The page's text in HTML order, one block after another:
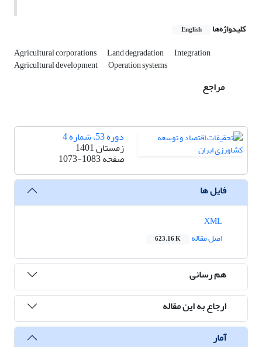
کلیدواژه‌ها English
Agricultural corporations Land degradation Integration
Agricultural development Operation systems
مراجع
دوره 53، شماره 4
زمستان 1401
صفحه1073-1083
فایل ها
اصل مقاله
623.16 K
هم رسانی
ارجاع به این مقاله
آمار